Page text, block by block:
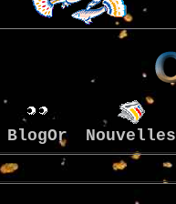
BlogOr Nouvelles